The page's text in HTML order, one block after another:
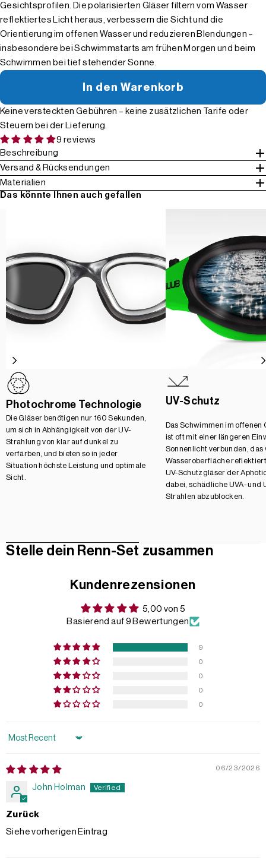
Gesichtsprofilen. Die polarisierten Gläser filtern vom Wasser
reflektiertes Licht heraus, verbessern die Sicht und die
Orientierung im offenen Wasser und reduzieren Blendungen –
insbesondere bei Schwimmstarts am frühen Morgen und beim
Schwimmen bei tief stehender Sonne.
In den Warenkorb
Keine versteckten Gebühren – keine zusätzlichen Tarife oder
Steuern bei der Lieferung.
9 reviews
Beschreibung
Versand & Rücksendungen
Materialien
Das könnte Ihnen auch gefallen
Photochrome Technologie
Die Gläser benötigen nur 160 Sekunden,
um sich in Abhängigkeit von der UV-
Strahlung von klar auf dunkel zu
verfärben, und bieten so in jeder
Situation höchste Leistung und optimale
Sicht.
UV-Schutz
Das Schwimmen im offenen
ist oft mit einer längeren
Sonnenlicht verbunden, das
Wasseroberfläche
UV-Schutzgläser der
dabei, schädliche UVA- und
Strahlen abzublocken.
Stelle dein Renn-Set zusammen
Kundenrezensionen
5,00 von 5
Basierend auf 9 Bewertungen
9
0
0
0
0
Sort by
06/23/2026
John Holman
Zurück
Siehe vorherigen Eintrag